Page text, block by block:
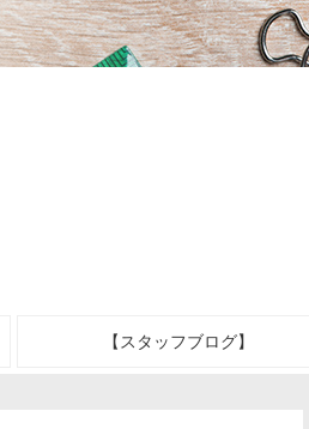
【スタッフブログ】